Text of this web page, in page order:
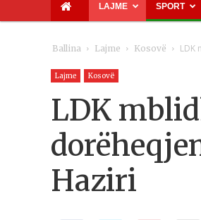
LAJME SPORT
Ballina Lajme Kosovë LDK
Lajme Kosovë
LDK
Haziri